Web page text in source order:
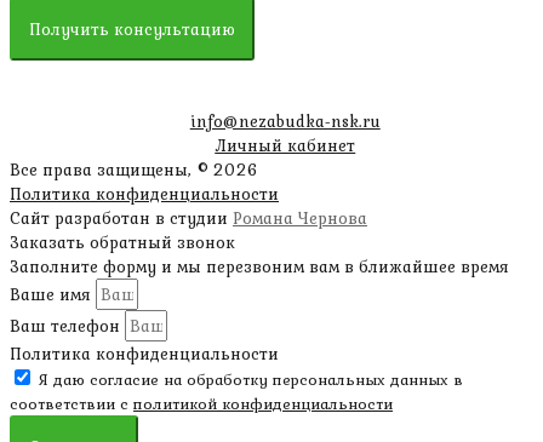
Получить консультацию
info@nezabudka-nsk.ru
Личный кабинет
Все права защищены, © 2026
Политика конфиденциальности
Сайт разработан в студии Романа Чернова
Заказать обратный звонок
Заполните форму и мы перезвоним вам в ближайшее время
Ваше имя
Ваш телефон
Политика конфиденциальности
Я даю согласие на обработку персональных данных в
соответствии с политикой конфиденциальности